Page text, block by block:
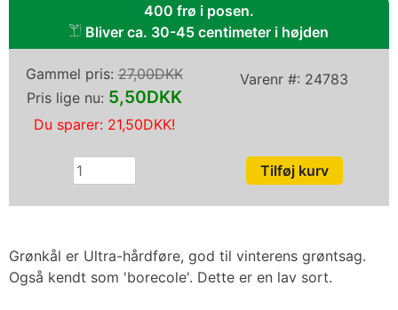
Grønkål er Ultra-hårdføre, god til vinterens grøntsag.
Også kendt som 'borecole'. Dette er en lav sort.
Varenr #: 24783
Gammel pris:27,00DKK
Pris lige nu: 5,50DKK
Du sparer: 21,50DKK!
400 frø i posen.
Bliver ca. 30-45 centimeter i højden